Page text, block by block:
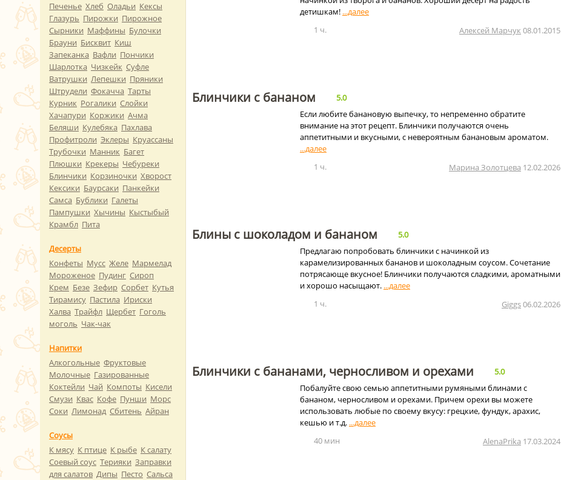
детишкам!
1 ч.
Алексей Марчук 08.01.2015
Блинчики с бананом
5.0
Если любите банановую выпечку, то непременно обратите
внимание на этот рецепт. Блинчики получаются очень
аппетитными и вкусными, с невероятным банановым ароматом.
1 ч. Марина Золотцева 12.02.2026
Блины с шоколадом и бананом
5.0
Предлагаю попробовать блинчики с начинкой из
карамелизированных бананов и шоколадным соусом. Сочетание
потрясающе вкусное! Блинчики получаются сладкими, ароматными
и хорошо насыщают.
1 ч.
Giggs06.02.2026
Блинчики с бананами, черносливом и орехами
5.0
Побалуйте свою семью аппетитными румяными блинами с
бананом, черносливом и орехами. Причем орехи вы можете
использовать любые по своему вкусу: грецкие, фундук, арахис,
кешью и т.д.
40 мин
AlenaPrika 17.03.2024
Печенье Хлеб Оладьи Кексы
Глазурь Пирожки Пирожное
Сырники Маффины Булочки
Брауни Бисквит Киш
Запеканка Вафли Пончики
Шарлотка Чизкейк Суфле
Ватрушки Лепешки Пряники
Штрудели Фокачча Тарты
Курник Рогалики Слойки
Хачапури Коржики Ачма
Беляши Кулебяка Пахлава
Профитроли Эклеры Круассаны
Трубочки Манник Багет
Плюшки Крекеры Чебуреки
Блинчики Корзиночки Хворост
Кексики Баурсаки Панкейки
Самса Бублики Галеты
Пампушки Хычины Кыстыбый
Крамбл Пита
Десерты
Конфеты Мусс Желе Мармелад
Мороженое Пудинг Сироп
Крем Безе Зефир Сорбет Кутья
Тирамису Пастила Ириски
Халва Трайфл Щербет Гоголь
моголь Чак-чак
Напитки
Алкогольные Фруктовые
Молочные Газированные
Коктейли Чай Компоты Кисели
Смузи Квас Кофе Пунши Морс
Соки Лимонад Сбитень Айран
Соусы
К мясу К птице К рыбе К салату
Соевый соус Терияки Заправки
для салатов Дипы Песто Сальса